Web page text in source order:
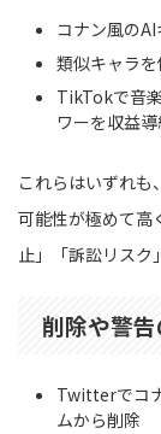
コナン風の
類似キャラ
TikTokで音
ワーを収益
これらはいずれも、
可能性が極めて高
止」「訴訟リスク
削除や警
Twitterでコ
ムから削除